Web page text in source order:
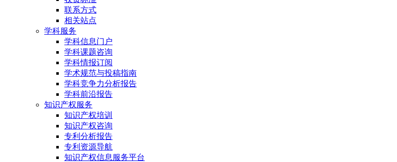
联系方式
相关站点
学科服务
学科信息门户
学科课题咨询
学科情报订阅
学术规范与投稿指南
学科竞争力分析报告
学科前沿报告
知识产权服务
知识产权培训
知识产权咨询
专利分析报告
专利资源导航
知识产权信息服务平台